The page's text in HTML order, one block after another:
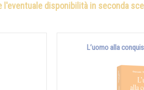
disponibilità in seconda
L’uomo alla